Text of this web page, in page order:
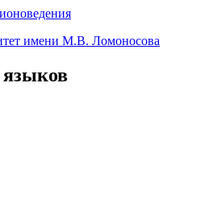
имени М.В. Ломоносова